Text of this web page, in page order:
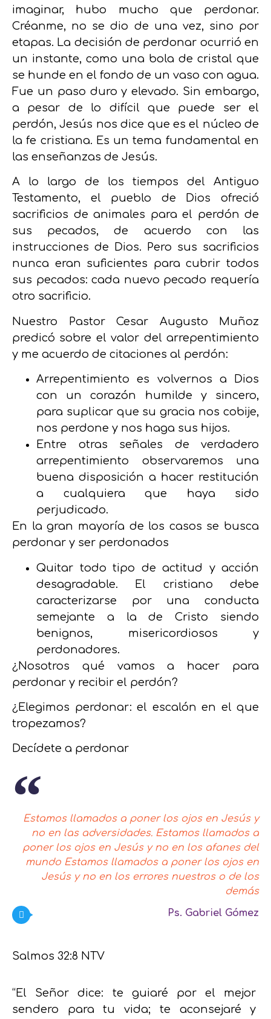
imaginar, hubo mucho que perdonar.
Créanme, no se dio de una vez, sino por
etapas. La decisión de perdonar ocurrió en
un instante, como una bola de cristal que
se hunde en el fondo de un vaso con agua.
Fue un paso duro y elevado. Sin embargo,
a pesar de lo difícil que puede ser el
perdón,Jesús nos dice que es el núcleo de
la fe cristiana. Es un tema fundamental en
las enseñanzas de Jesús.
A lo largo de los tiempos del Antiguo
Testamento, el pueblo de Dios ofreció
sacrificios de animales para el perdón de
sus pecados, de acuerdo con las
instrucciones de Dios. Pero sus sacrificios
nunca eran suficientes para cubrir todos
sus pecados: cada nuevo pecado requería
otro sacrificio.
Nuestro Pastor Cesar Augusto Muñoz
predicó sobre el valor del arrepentimiento
y me acuerdo de citaciones al perdón:
Arrepentimiento es volvernos a Dios
con un corazón humilde y sincero,
para suplicar que su gracia nos cobije,
nos perdone y nos haga sus hijos.
Entre otras señales de verdadero
arrepentimiento observaremos una
buena disposición a hacer restitución
a cualquiera que haya sido
perjudicado.
En la gran mayoría de los casos se busca
perdonar y ser perdonados
Quitar todo tipo de actitud y acción
desagradable.
El cristiano debe
caracterizarse por una conducta
semejante a la de Cristo siendo
benignos, misericordiosos y
perdonadores.
¿Nosotros qué vamos a hacer para
perdonar y recibir el perdón?
¿Elegimos perdonar: el escalón en el que
tropezamos?
Decídete a perdonar
Estamos llamados a poner los ojos en Jesús y
no en las adversidades. Estamos llamados a
poner los ojos en Jesús y no en los afanes del
mundo Estamos llamados a poner los ojos en
Jesús y no en los errores nuestros o de los
demás
Ps. Gabriel Gómez
Salmos 32:8 NTV
“El Señor dice: te guiaré por el mejor
sendero para tu vida; te aconsejaré y